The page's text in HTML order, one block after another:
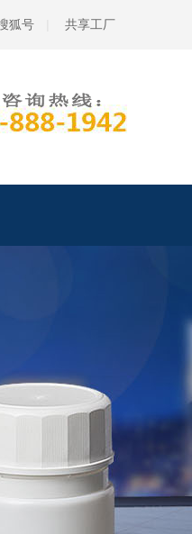
狐号 共享工厂